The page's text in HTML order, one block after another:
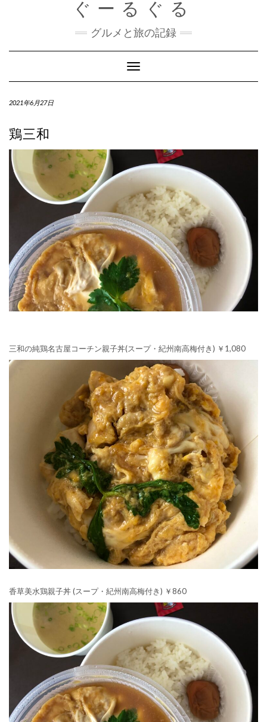
ぐーるぐる
グルメと旅の記録
Toggle
Navigation
2021年6月27日
鶏三和
三和の純鶏名古屋コーチン親子丼(スープ・紀州南高梅付き) ￥1,080
香草美水鶏親子丼 (スープ・紀州南高梅付き) ￥860